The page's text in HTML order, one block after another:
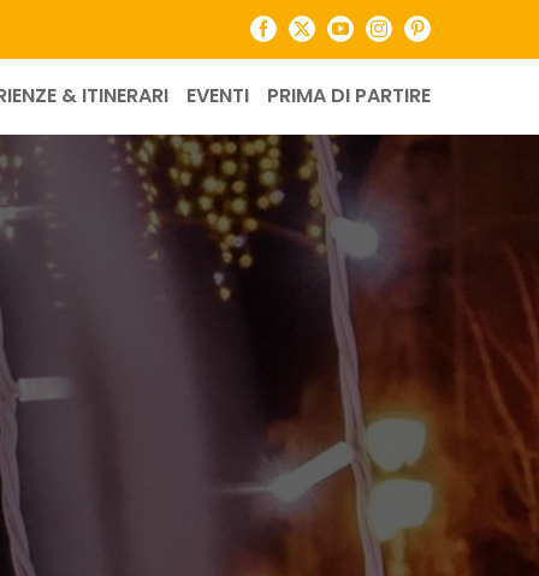
Facebook
X YouTubeInstagramPinterest
& ITINERARI EVENTI PRIMA DI PARTIRE